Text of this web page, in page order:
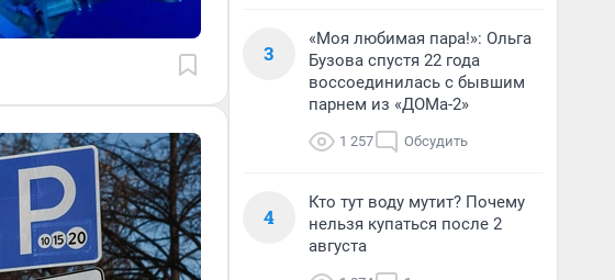
3
«Моя любимая пара!»: Ольга
Бузова спустя 22 года
воссоединилась с бывшим
парнем из «ДОМа-2»
1 257 Обсудить
4
Кто тут воду мутит? Почему
нельзя купаться после 2
августа